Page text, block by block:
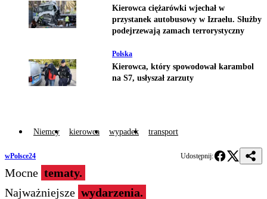
Kierowca ciężarówki wjechał w
przystanek autobusowy w Izraelu. Służby
podejrzewają zamach terrorystyczny
Polska
Kierowca, który spowodował karambol
na S7, usłyszał zarzuty
Niemcy kierowca wypadek transport
wPolsce24 Udostępnij:
Mocne tematy.
Najważniejsze wydarzenia.